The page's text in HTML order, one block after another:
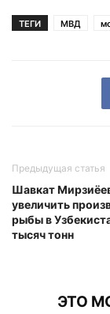
ТЕГИ МВД
Предыдущая статья
Шавкат
увеличить
рыбы в
тысяч тонн
ЭТО